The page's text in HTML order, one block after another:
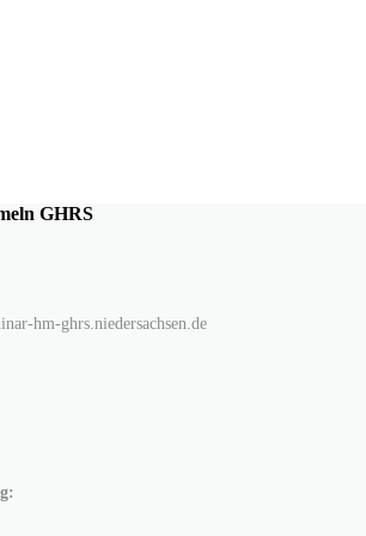
GHRS
hm-ghrs.niedersachsen.de